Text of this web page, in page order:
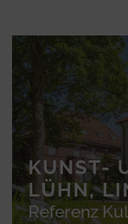
KUNST-
LÜHN,
Referenz